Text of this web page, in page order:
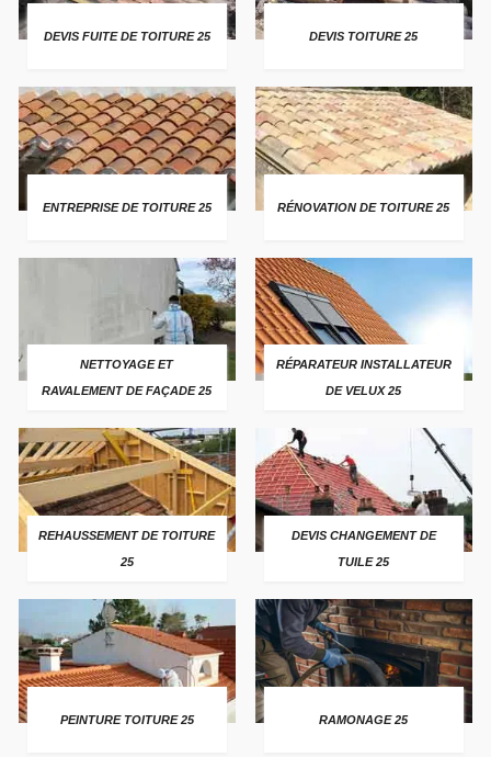
DEVIS FUITE DE TOITURE 25 DEVIS TOITURE 25
ENTREPRISE DE TOITURE 25 RÉNOVATION DE TOITURE 25
NETTOYAGE ET
RAVALEMENT DE FAÇADE 25
RÉPARATEUR INSTALLATEUR
DE VELUX 25
REHAUSSEMENT DE TOITURE
25
DEVIS CHANGEMENT DE
TUILE 25
PEINTURE TOITURE 25 RAMONAGE 25